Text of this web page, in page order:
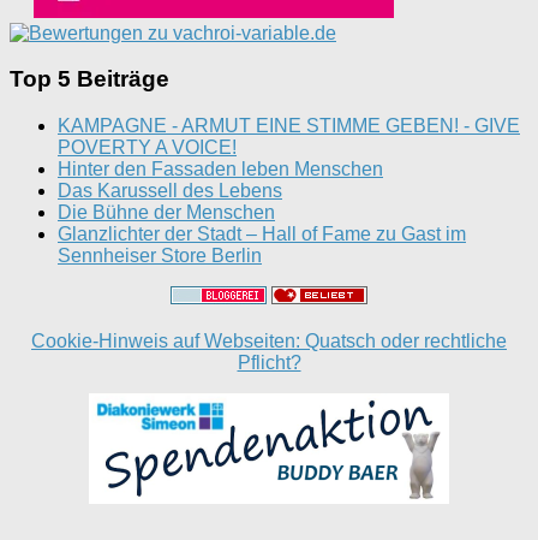
Top 5 Beiträge
KAMPAGNE - ARMUT EINE STIMME GEBEN! - GIVE
POVERTY A VOICE!
Hinter den Fassaden leben Menschen
Das Karussell des Lebens
Die Bühne der Menschen
Glanzlichter der Stadt – Hall of Fame zu Gast im
Sennheiser Store Berlin
Cookie-Hinweis auf Webseiten: Quatsch oder rechtliche
Pflicht?